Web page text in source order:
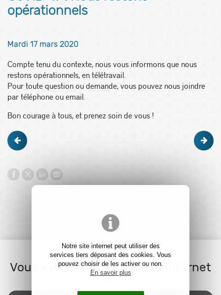
Notre site internet peut utiliser des
services tiers déposant des cookies. Vous
pouvez choisir de les activer ou non.
En savoir plus
opérationnels
Mardi 17 mars 2020
Compte tenu du contexte, nous vous informons que nous
restons opérationnels, en télétravail.
Pour toute question ou demande, vous pouvez nous joindre
par téléphone ou email.
Bon courage à tous, et prenez soin de vous !
Vous avez un projet de site internet
?